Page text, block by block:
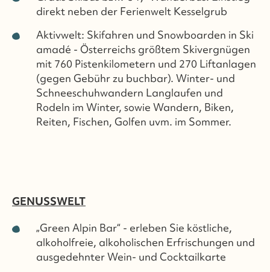
direkt neben der Ferienwelt Kesselgrub
Aktivwelt: Skifahren und Snowboarden in Ski
amadé - Österreichs größtem Skivergnügen
mit 760 Pistenkilometern und 270 Liftanlagen
(gegen Gebühr zu buchbar). Winter- und
Schneeschuhwandern Langlaufen und
Rodeln im Winter, sowie Wandern, Biken,
Reiten, Fischen, Golfen uvm. im Sommer.
GENUSSWELT
„Green Alpin Bar“ - erleben Sie köstliche,
alkoholfreie, alkoholischen Erfrischungen und
ausgedehnter Wein- und Cocktailkarte